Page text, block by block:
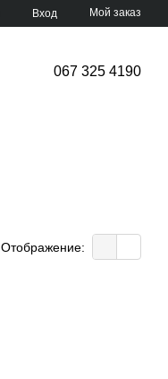
Вход Мой заказ
067 325 4190
Отображение: